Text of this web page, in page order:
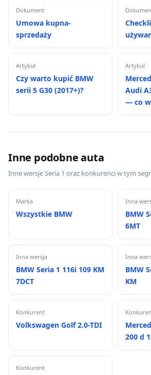
Dokument
Umowa kupna-
sprzedaży
Artykuł
Czy warto kupić BMW
serii 5 G30 (2017+)?
Artykuł
Audi
— co
Inne podobne auta
Inne wersje Seria 1 oraz konkurenci w tym
Marka
Wszystkie BMW
Inna
BMW
6MT
Inna wersja
BMW Seria 1 116i 109 KM
7DCT
Inna
BMW
KM
Konkurent
Volkswagen Golf 2.0-TDI
200 d
Konkurent